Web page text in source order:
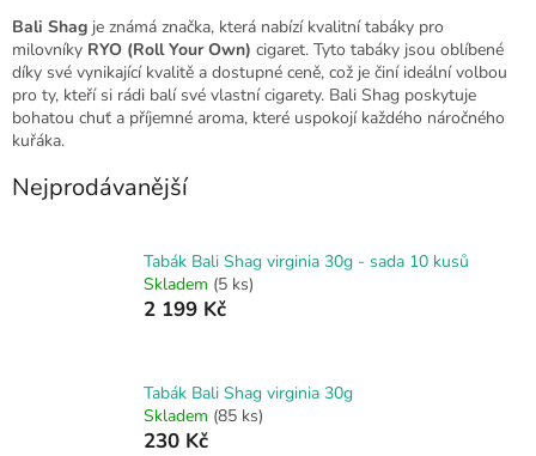
Bali Shag je známá značka, která nabízí kvalitní tabáky pro
milovníky RYO (Roll Your Own) cigaret. Tyto tabáky jsou oblíbené
díky své vynikající kvalitě a dostupné ceně, což je činí ideální volbou
pro ty, kteří si rádi balí své vlastní cigarety. Bali Shag poskytuje
bohatou chuť a příjemné aroma, které uspokojí každého náročného
kuřáka.
Nejprodávanější
Tabák Bali Shag virginia 30g - sada 10 kusů
Skladem (5 ks)
2 199 Kč
Tabák Bali Shag virginia 30g
Skladem (85 ks)
230 Kč